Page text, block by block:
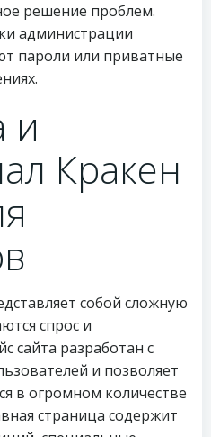
решение проблем.
администрации
пароли или приватные
и
Кракен
собой сложную
спрос и
сайта разработан с
и позволяет
в огромном количестве
страница содержит